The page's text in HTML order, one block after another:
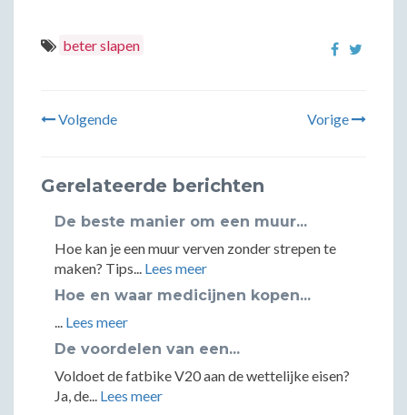
beter slapen
Volgende Vorige
Gerelateerde berichten
De beste manier om een muur...
Hoe kan je een muur verven zonder strepen te
maken? Tips... Lees meer
Hoe en waar medicijnen kopen...
... Lees meer
De voordelen van een...
Voldoet de fatbike V20 aan de wettelijke eisen?
Ja, de... Lees meer